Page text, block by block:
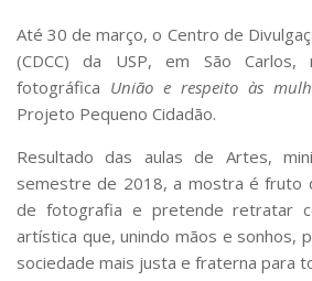
Pessoas
Localização
Serviços
Biblioteca
Administrativo e Financeiro
Segurança e Acessos
Obras e Manutenção
Até 30 de março, o Centro de
(CDCC) da USP, em São Carlos,
fotográfica União e respeito às
Projeto Pequeno Cidadão.
Resultado das aulas de Artes,
semestre de 2018, a mostra é fruto
de fotografia e pretende retratar
artística que, unindo mãos e sonhos,
sociedade mais justa e fraterna para